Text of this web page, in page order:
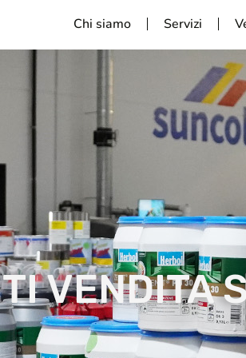
Chi siamo Servizi
VENDITA